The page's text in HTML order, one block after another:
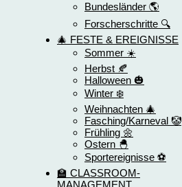
Bundesländer 🌎
Forscherschritte 🔍
🎄 FESTE & EREIGNISSE
Sommer ☀️
Herbst 🍂
Halloween 🎃
Winter ❄️
Weihnachten 🎄
Fasching/Karneval 🤡
Frühling 🌼
Ostern 🐣
Sportereignisse ⚽️
🏫 CLASSROOM-